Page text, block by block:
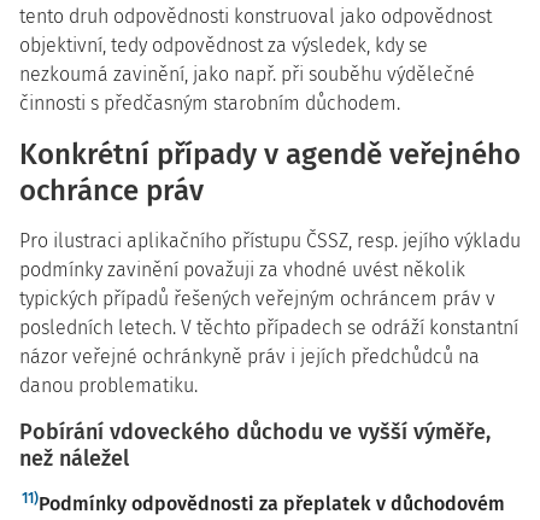
tento druh odpovědnosti konstruoval jako odpovědnost
objektivní, tedy odpovědnost za výsledek, kdy se
nezkoumá zavinění, jako např. při souběhu výdělečné
činnosti s předčasným starobním důchodem.
Konkrétní případy v agendě veřejného
ochránce práv
Pro ilustraci aplikačního přístupu ČSSZ, resp. jejího výkladu
podmínky zavinění považuji za vhodné uvést několik
typických případů řešených veřejným ochráncem práv v
posledních letech. V těchto případech se odráží konstantní
názor veřejné ochránkyně práv i jejích předchůdců na
danou problematiku.
Pobírání vdoveckého důchodu ve vyšší výměře,
než náležel
11)Podmínky odpovědnosti za přeplatek v důchodovém